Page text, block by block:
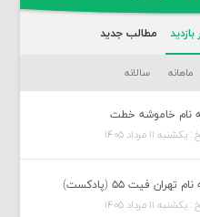
مطالب جدید
ماهانه سالانه
نام خاموشه خطت
۱۱ مرداد ۱۴۰۵
فیت ۵۵ (پادکست)
۱۱ مرداد ۱۴۰۵